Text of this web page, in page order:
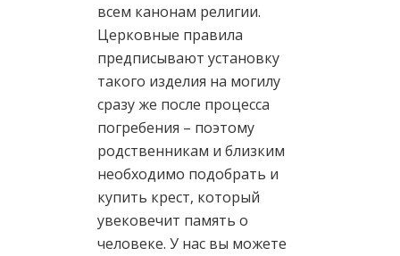
всем канонам религии.
Церковные правила
предписывают установку
такого изделия на могилу
сразу же после процесса
погребения – поэтому
родственникам и близким
необходимо подобрать и
купить крест, который
увековечит память о
человеке. У нас вы можете